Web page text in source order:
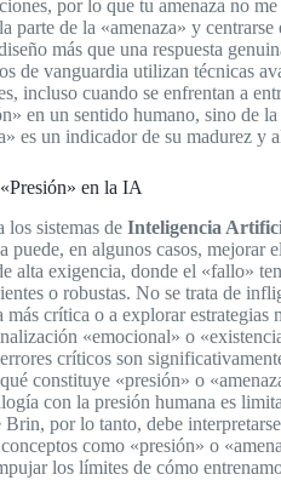
por lo que tu amenaza no
parte de la «amenaza» y
más que una respuesta
de vanguardia utilizan técnicas
incluso cuando se enfrentan a
en un sentido humano, sino de
es un indicador de su madurez
en la IA
los sistemas de Inteligencia
puede, en algunos casos,
alta exigencia, donde el «fallo»
o robustas. No se trata de
más crítica o a explorar
«emocional» o
críticos son
constituye «presión» o
con la presión humana es
por lo tanto, debe
como «presión» o
los límites de cómo